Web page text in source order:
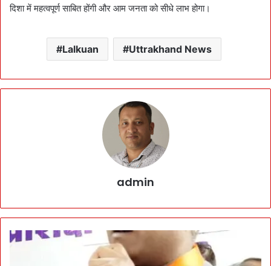
दिशा में महत्वपूर्ण साबित होंगी और आम जनता को सीधे लाभ होगा।
Lalkuan Uttrakhand News
admin